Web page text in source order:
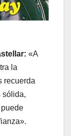
«A
la
recuerda
sólida,